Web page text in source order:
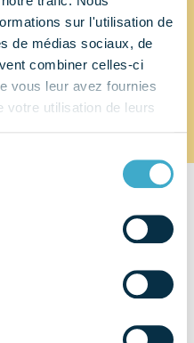
sur l'utilisation de
de médias sociaux, de
combiner celles-ci
vous leur avez fournies
votre utilisation de leurs